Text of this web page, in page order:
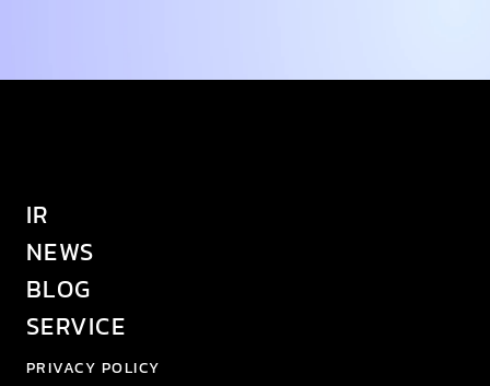
IR
NEWS
BLOG
SERVICE
PRIVACY POLICY